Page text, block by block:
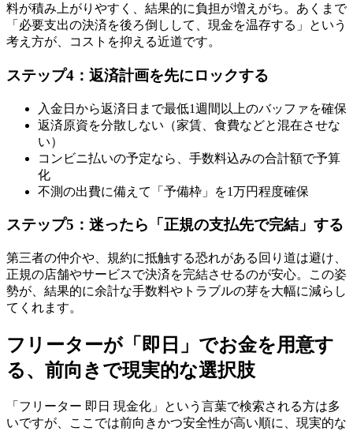
料が積み上がりやすく、結果的に負担が増えがち。あくまで
「必要支出の決済を後ろ倒しして、現金を温存する」という
考え方が、コストを抑える近道です。
ステップ4：返済計画を先にロックする
入金日から返済日まで最低1週間以上のバッファを確保
返済原資を分散しない（家賃、食費などと混在させな
い）
コンビニ払いの予定なら、手数料込みの合計額で予算
化
不測の出費に備えて「予備枠」を1万円程度確保
ステップ5：迷ったら「正規の支払先で完結」する
第三者の仲介や、規約に抵触する恐れがある回り道は避け、
正規の店舗やサービスで決済を完結させるのが安心。この姿
勢が、結果的に余計な手数料やトラブルの芽を大幅に減らし
てくれます。
フリーターが「即日」でお金を用意す
る、前向きで現実的な選択肢
「フリーター 即日 現金化」という言葉で検索される方は多
いですが、ここでは前向きかつ安全性が高い順に、現実的な